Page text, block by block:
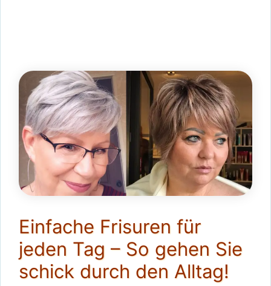
Einfache Frisuren für
jeden Tag – So gehen Sie
schick durch den Alltag!